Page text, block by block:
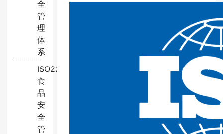
全
管
理
体
系
ISO22000:2018
食
品
安
全
管